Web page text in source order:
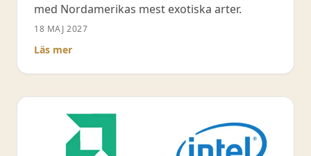
med Nordamerikas mest exotiska arter.
18 MAJ 2027
Läs mer